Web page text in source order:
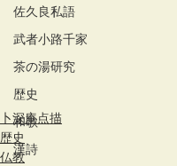
佐久良私語
武者小路千家
茶の湯研究
歴史
和歌
漢詩
卜深庵点描
歴史
仏教